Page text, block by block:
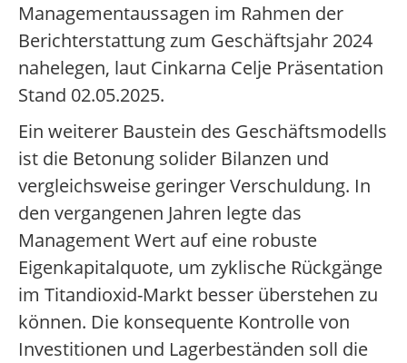
Managementaussagen im Rahmen der
Berichterstattung zum Geschäftsjahr 2024
nahelegen, laut Cinkarna Celje Präsentation
Stand 02.05.2025.
Ein weiterer Baustein des Geschäftsmodells
ist die Betonung solider Bilanzen und
vergleichsweise geringer Verschuldung. In
den vergangenen Jahren legte das
Management Wert auf eine robuste
Eigenkapitalquote, um zyklische Rückgänge
im Titandioxid-Markt besser überstehen zu
können. Die konsequente Kontrolle von
Investitionen und Lagerbeständen soll die